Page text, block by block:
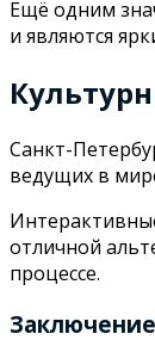
Ещё одним
и являются
Санкт-
ведущих в
отличной
процессе.
Заключение